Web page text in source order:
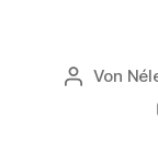
Von